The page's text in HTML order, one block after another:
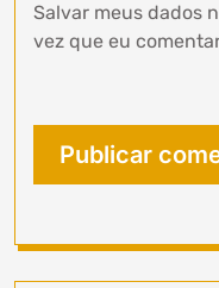
Salvar meus dados
vez que eu